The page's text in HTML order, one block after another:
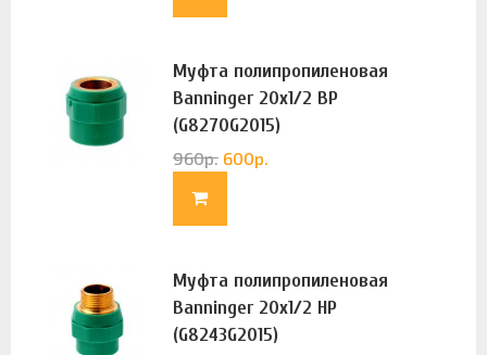
Муфта полипропиленовая
Banninger 20х1/2 ВР
(G8270G2015)
960р. 600р.
Муфта полипропиленовая
Banninger 20х1/2 НР
(G8243G2015)